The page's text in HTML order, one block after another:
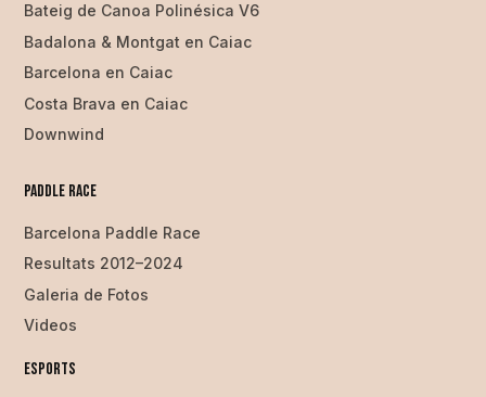
Bateig de Canoa Polinésica V6
Badalona & Montgat en Caiac
Barcelona en Caiac
Costa Brava en Caiac
Downwind
Paddle Race
Barcelona Paddle Race
Resultats 2012–2024
Galeria de Fotos
Videos
Esports